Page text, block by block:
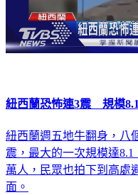
紐西蘭恐怖連3震 規模
紐西蘭週五地牛翻身，八
震，最大的一次規模達
萬人，民眾也拍下到高處
面。